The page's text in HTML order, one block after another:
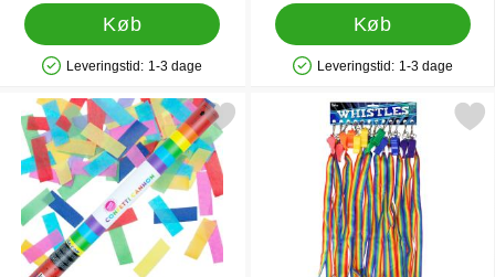
Køb
Produkttilgængelighed: På lager
Leveringstid: 1-3 dage
Køb
Produkttilgængelighed: På lager
Leveringstid: 1-3 dage
Markér konfettikanon Pride 60 cm som favorit
Markér fløjter Regnbue med